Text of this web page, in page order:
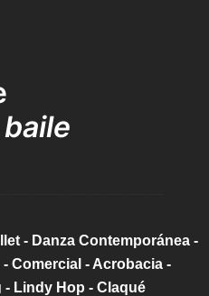
- Danza Contemporánea -
Comercial - Acrobacia -
Lindy Hop - Claqué